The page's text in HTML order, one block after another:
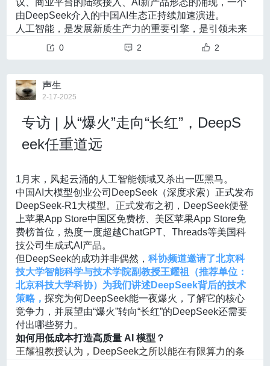
作，提升他们独立生活的能力。
将目光投射到更大范围的消费社会中，一个人、机、物
多元交互、和谐共生的社会正孕育待生。今年1月，北京
市科委、北京市经济和信息化局等单位联合印发的《加
快北京市脑机接口创新发展行动方案（2025-2030
年）》提到，要“面向智能家居、智能病房、搜索救援、
娱乐互动等智慧生活场景，推动脑机接口技术与大模型
技术、具身智能技术、智能传感技术进行交叉融合创
新”，随着技术的普及发展，普通用户也能借助脑机接口
技术享受到更直观自然的人机交互体验——用意念控制
开关不再是科幻电影的想象。
下一个时代主角是“脑机接口”吗？
习近平总书记曾强调：“人工智能是引领这一轮科技革命
和产业变革的战略性技术，具有溢出带动性很强的‘头
雁’效应”。
如今，以ChatGPT、DeepSeek为代表的人工
智能大模型正加速渗透至普通人日常生活的方方面面，
斯坦福大学李飞飞教授在巴黎AI峰会开幕式的演讲中表
示：“毫无疑问，历史学家今后一定会把这段时间称作‘真
正的第一个AI时代’”。
“类脑”是人工智能重要的研究方向之一，
而脑机接口则
是“读脑”和“解脑”的重要技术
，中国工程院院士高文在
《抢抓人工智能发展的历史性机遇——深刻领会习近平
总书记关于人工智能的重要论述》一文中提到，“随着脑
机接口、具身智能等前沿技术突破形成合力，人工智能
技术应用将成为影响全球经济格局的重要引擎”。
唐建石认为，人工智能一方面利用脑机接口技术，能够
议、商业平台的陆续接入、AI新产品形态的涌现，一个
由DeepSeek介入的中国AI生态正持续加速演进。
人工智能，是发展新质生产力的重要引擎，是引领未来
的战略性技术。在热潮背后，我们需要思考的是，如何
让DeepSeek的成功并非“昙花一现”。
副教授王耀祖（推荐单位：北京科技大学科协），
探讨DeepSeek的成功如何为高校人才培养、北京人工
AI未来人才：交叉、“动手”、产业对接
工的大致画像：TOP高校的应届毕业生、没毕业的博
了DeepSeek选人策略的一大特点。加入DeepSeek的年
轻人，有的甚至并非计算机专业出身。跨学科背景为团
队带来了更广阔的创新视角。据媒体报道，北京大学物
理系毕业生高华佐曾为MLA架构做出了关键创新。
未来高校教育的发展也将趋向学科交叉。
目前各高校开设的“微专业”是一个典型例证，许多大学开
设“微专业”，以人工智能为例，微专业让不同专业背景的
学生通过几门核心课程快速建立对新领域的基础认知，
不仅拓宽了学生的知识边界，也激发了“学科+AI”的多元
探索。
0 2 2
声生
2-17-2025
专访 | 从“爆火”走向“长红”，DeepS
eek任重道远
1月末，风起云涌的人工智能领域又杀出一匹黑马。
中国AI大模型创业公司DeepSeek（深度求索）正式发布
DeepSeek-R1大模型。正式发布之初，DeepSeek便登
上苹果App Store中国区免费榜、美区苹果App Store免
费榜首位，热度一度超越ChatGPT、Threads等美国科
技公司生成式AI产品。
但DeepSeek的成功并非偶然，科协频道邀请了北京科
技大学智能科学与技术学院副教授王耀祖（推荐单位：
北京科技大学科协）为我们讲述DeepSeek背后的技术
策略，探究为何DeepSeek能一夜爆火，了解它的核心
竞争力，并展望由“爆火”转向“长红”的DeepSeek还需要
付出哪些努力。
如何用低成本打造高质量 AI 模型？
王耀祖教授认为，DeepSeek之所以能在有限算力的条